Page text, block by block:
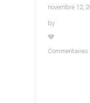
novembre 12,
by
Commentaires